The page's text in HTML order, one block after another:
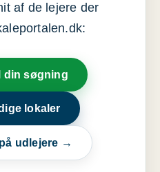
af de lejere der
din søgning
lokaler
udlejere →